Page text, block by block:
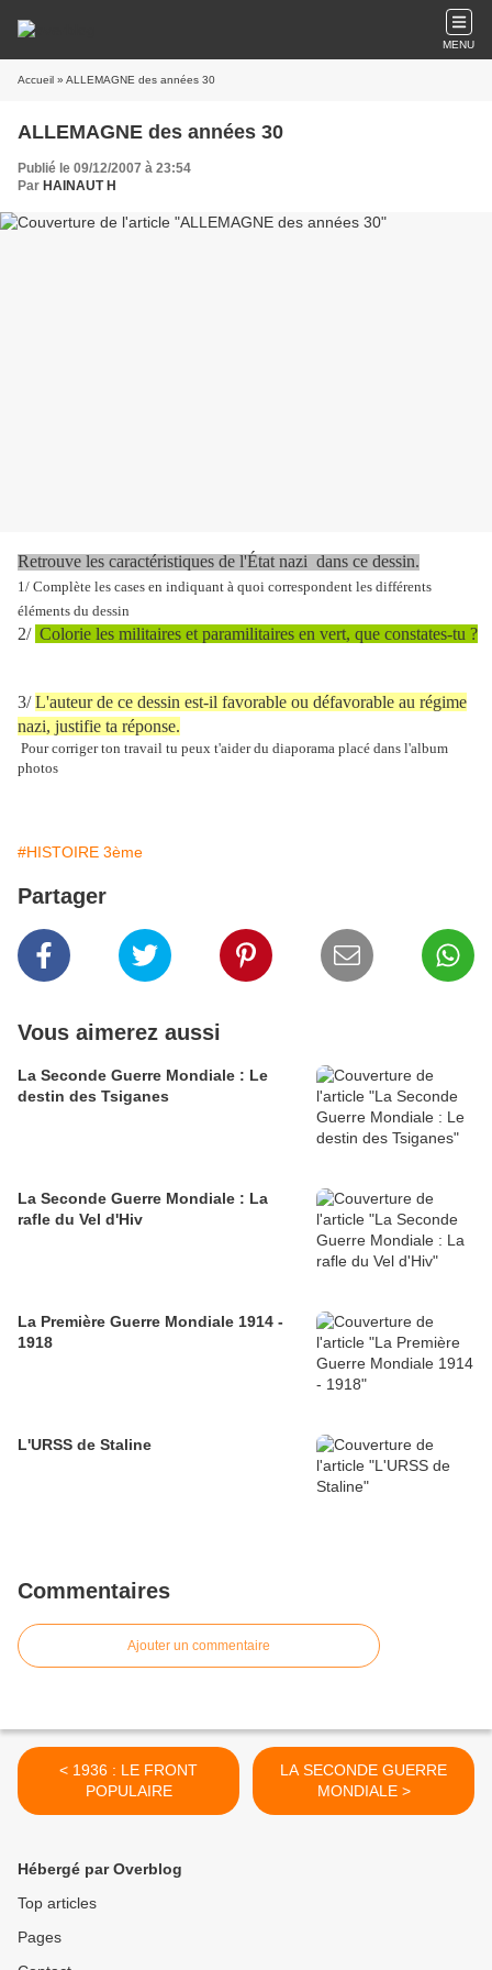
MENU
Accueil » ALLEMAGNE des années 30
ALLEMAGNE des années 30
Publié le 09/12/2007 à 23:54
Par HAINAUT H
Retrouve les caractéristiques de l'État nazi dans ce dessin.
1/ Complète les cases en indiquant à quoi correspondent les différents
éléments du dessin
2/ Colorie les militaires et paramilitaires en vert, que constates-tu ?
3/L'auteur de ce dessin est-il favorable ou défavorable au régime
nazi, justifie ta réponse.
Pour corriger ton travail tu peux t'aider du diaporama placé dans l'album
photos
#HISTOIRE 3ème
Partager
Vous aimerez aussi
La Seconde Guerre Mondiale : Le
destin des Tsiganes
La Seconde Guerre Mondiale : La
rafle du Vel d'Hiv
La Première Guerre Mondiale 1914 -
1918
L'URSS de Staline
Commentaires
Ajouter un commentaire
< 1936 : LE FRONT
POPULAIRE
LA SECONDE GUERRE
MONDIALE >
Hébergé par Overblog
Top articles
Pages